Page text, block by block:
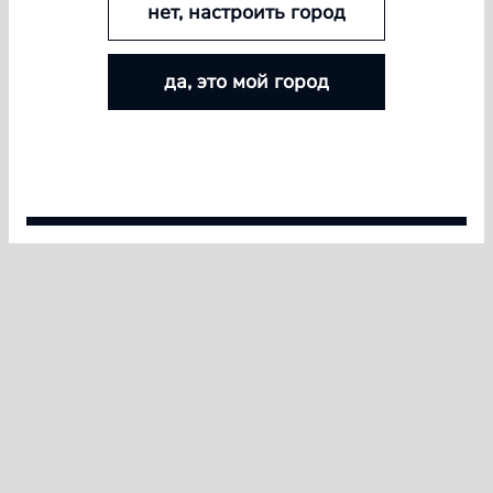
БОЛЬШЕ ЛИНЗ — БОЛЬШЕ СКИДКА
Покупайте контактные линзы Airway и увеличивайте
размер скидки — от 5% до 15%
нет, настроить город
да, это мой город